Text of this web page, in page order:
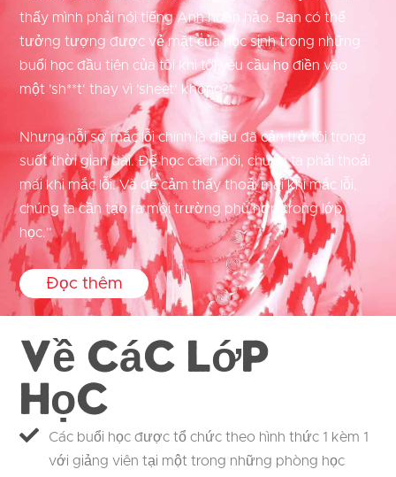
thấy mình phải nói tiếng Anh hoàn hảo. Bạn có thể
tưởng tượng được vẻ mặt của học sinh trong những
buổi học đầu tiên của tôi khi tôi yêu cầu họ điền vào
một ’sh**t‘ thay vì ’sheet‘ không?’
Nhưng nỗi sợ mắc lỗi chính là điều đã cản trở tôi trong
suốt thời gian dài. Để học cách nói, chúng ta phải thoải
mái khi mắc lỗi. Và để cảm thấy thoải mái khi mắc lỗi,
chúng ta cần tạo ra môi trường phù hợp trong lớp
học.”
Đọc thêm
Về các lớp
học
Các buổi học được tổ chức theo hình thức 1 kèm 1
với giảng viên tại một trong những phòng học